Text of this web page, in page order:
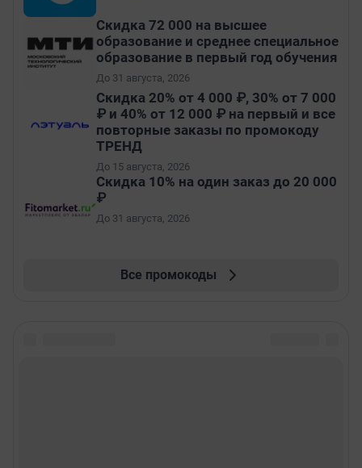
Скидка 72 000 на высшее
образование и среднее специальное
образование в первый год обучения
До 31 августа, 2026
Скидка 20% от 4 000 ₽, 30% от 7 000
₽ и 40% от 12 000 ₽ на первый и все
повторные заказы по промокоду
ТРЕНД
До 15 августа, 2026
Скидка 10% на один заказ до 20 000
₽
До 31 августа, 2026
Все промокоды